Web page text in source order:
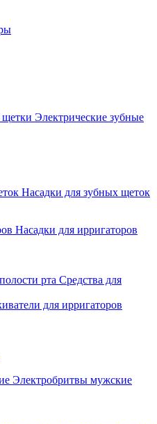
Электрические зубные
Насадки для зубных щеток
Насадки для ирригаторов
Средства для
для ирригаторов
Электробритвы мужские